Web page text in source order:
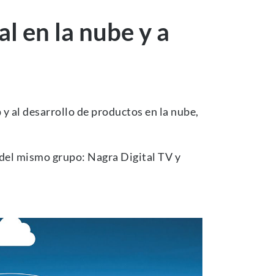
en la nube y a
al desarrollo de productos en la nube,
mismo grupo: Nagra Digital TV y